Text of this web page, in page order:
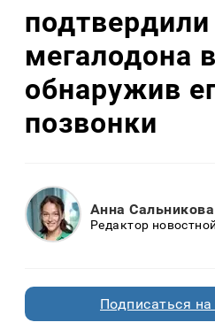
мегалодона
обнаружив
позвонки
Анна Сальникова
Редактор
Подписаться